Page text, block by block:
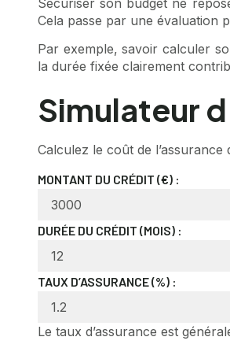
Cela passe par une évaluation
Par exemple, savoir calculer
la durée fixée clairement
Simulateur
Calculez le coût de
MONTANT DU CRÉDIT (€) :
DURÉE DU CRÉDIT (MOIS) :
TAUX D’ASSURANCE (%) :
Le taux d’assurance est